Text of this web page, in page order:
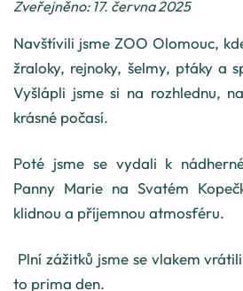
Zveřejněno: 17. června 2025
Navštívili jsme ZOO Olomouc,
žraloky, rejnoky, šelmy, ptáky a
Vyšlápli jsme si na rozhlednu,
krásné počasí.
Poté jsme se vydali k
Panny Marie na Svatém
klidnou a příjemnou atmosféru.
Plní zážitků jsme se vlakem
to prima den.